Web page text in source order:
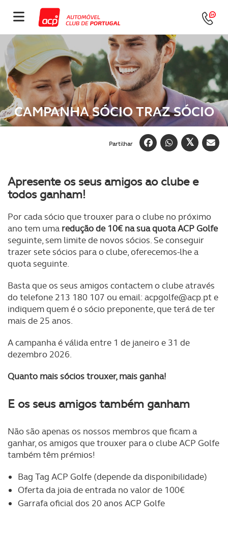
CAMPANHA SÓCIO TRAZ SÓCIO
Partilhar
Apresente os seus amigos ao clube e
todos ganham!
Por cada sócio que trouxer para o clube no próximo
ano tem uma redução de 10€ na sua quota ACP Golfe
seguinte, sem limite de novos sócios. Se conseguir
trazer sete sócios para o clube, oferecemos-lhe a
quota seguinte.
Basta que os seus amigos contactem o clube através
do telefone 213 180 107 ou email: acpgolfe@acp.pte
indiquem quem é o sócio preponente, que terá de ter
mais de 25 anos.
A campanha é válida entre 1 de janeiro e 31 de
dezembro 2026.
Quanto mais sócios trouxer, mais ganha!
E os seus amigos também ganham
Não são apenas os nossos membros que ficam a
ganhar, os amigos que trouxer para o clube ACP Golfe
também têm prémios!
Bag Tag ACP Golfe (depende da disponibilidade)
Oferta da joia de entrada no valor de 100€
Garrafa oficial dos 20 anos ACP Golfe